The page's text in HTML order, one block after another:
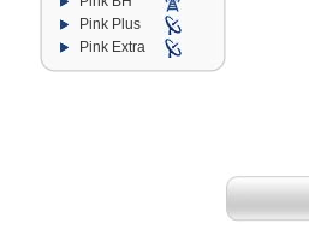
Pink Plus
Pink Extra